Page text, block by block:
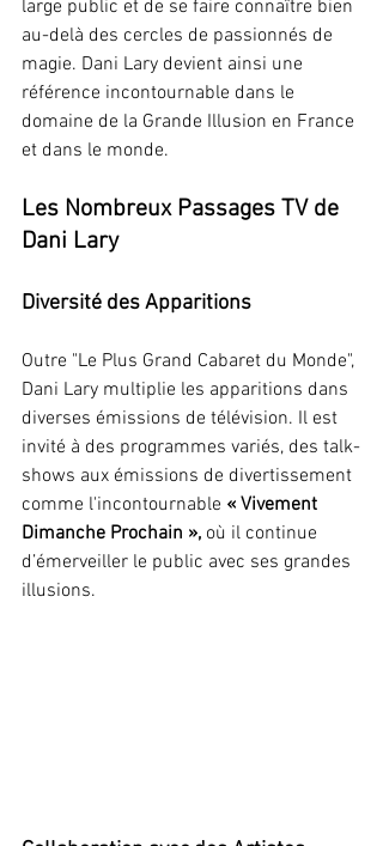
large public et de se faire connaître bien
au-delà des cercles de passionnés de
magie. Dani Lary devient ainsi une
référence incontournable dans le
domaine de la Grande Illusion en France
et dans le monde.
Les Nombreux Passages TV de
Dani Lary
Diversité des Apparitions
Outre "Le Plus Grand Cabaret du Monde",
Dani Lary multiplie les apparitions dans
diverses émissions de télévision. Il est
invité à des programmes variés, des talk-
shows aux émissions de divertissement
comme l'incontournable « Vivement
Dimanche Prochain », où il continue
d’émerveiller le public avec ses grandes
illusions.